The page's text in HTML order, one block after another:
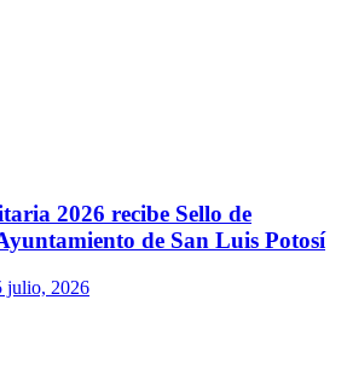
2026 recibe Sello de
de San Luis Potosí
julio, 2026